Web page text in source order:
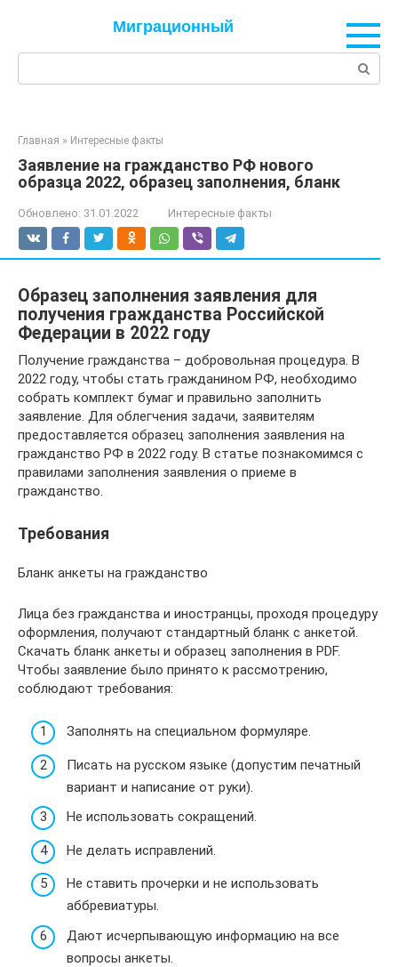
Миграционный
Главная » Интересные факты
Заявление на гражданство РФ нового
образца 2022, образец заполнения, бланк
Обновлено: 31.01.2022 Интересные факты
Образец заполнения заявления для
получения гражданства Российской
Федерации в 2022 году
Получение гражданства – добровольная процедура. В
2022 году, чтобы стать гражданином РФ, необходимо
собрать комплект бумаг и правильно заполнить
заявление. Для облегчения задачи, заявителям
предоставляется образец заполнения заявления на
гражданство РФ в 2022 году. В статье познакомимся с
правилами заполнения заявления о приеме в
гражданство.
Требования
Бланк анкеты на гражданство
Лица без гражданства и иностранцы, проходя процедуру
оформления, получают стандартный бланк с анкетой.
Скачать бланк анкеты и образец заполнения в PDF.
Чтобы заявление было принято к рассмотрению,
соблюдают требования:
Заполнять на специальном формуляре.
Писать на русском языке (допустим печатный
вариант и написание от руки).
Не использовать сокращений.
Не делать исправлений.
Не ставить прочерки и не использовать
аббревиатуры.
Дают исчерпывающую информацию на все
вопросы анкеты.